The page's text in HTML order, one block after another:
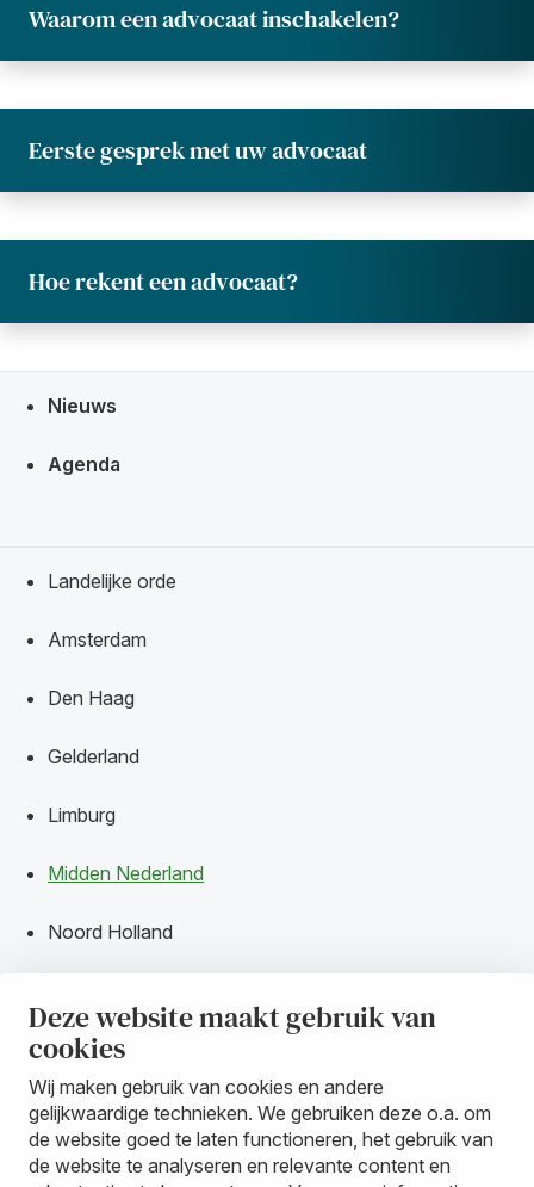
Deze website maakt gebruik van
cookies
Wij maken gebruik van cookies en andere
gelijkwaardige technieken. We gebruiken deze o.a. om
de website goed te laten functioneren, het gebruik van
de website te analyseren en relevante content en
Waarom een advocaat inschakelen?
Eerste gesprek met uw advocaat
Hoe rekent een advocaat?
Snel navigeren naar
Nieuws
Agenda
Landelijke orde
Amsterdam
Den Haag
Gelderland
Limburg
Midden Nederland
Noord Holland
Oost Brabant
Overijssel
Rotterdam